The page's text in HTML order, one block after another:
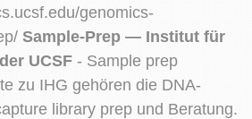
genomics-
Sample-Prep — Institut für
UCSF - Sample prep
zu IHG gehören die DNA-
library prep und Beratung.